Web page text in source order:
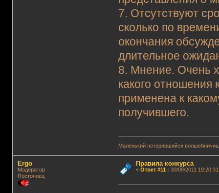
7. Отсутствуют
сколько по
окончания
длительное
8. Мнение. Очень
какого отношения
применена к
получившего.
Маленький потерявшийся
Ergo
Модератор
Постоялец
Правила конкурса
« Ответ #11 : 30/09/2011